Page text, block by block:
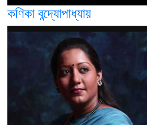
কণিকা বন্দ্যোপাধ্যায়